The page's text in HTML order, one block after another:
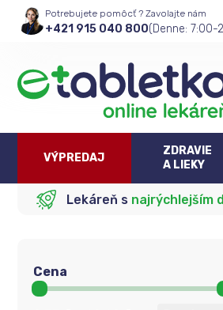
Potrebujete pomôcť ? Zavolajte nám
+421 915 040 800(Denne: 7:00-
VÝPREDAJ
ZDRAVIE
A LIEKY
Lekáreň s najrýchlejším
Cena
Cena